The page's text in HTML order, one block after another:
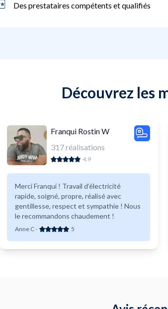
Des prestataires compétents et qualifiés
Découvrez les
Franqui Rostin W
317réalisations
4.9
Merci Franqui ! Travail d’électricité
rapide, soigné, propre, réalisé avec
gentillesse, respect et sympathie ! Nous
le recommandons chaudement !
Anne C- 5